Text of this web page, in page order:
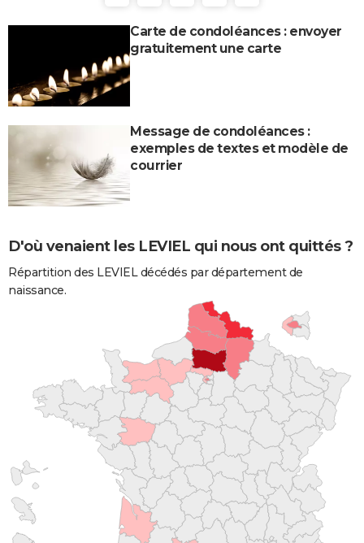
Carte de condoléances : envoyer
gratuitement une carte
Message de condoléances :
exemples de textes et modèle de
courrier
D'où venaient les LEVIEL qui nous ont quittés ?
Répartition des LEVIEL décédés par département de
naissance.